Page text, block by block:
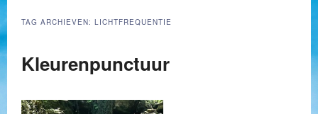
TAG ARCHIEVEN: LICHTFREQUENTIE
Kleurenpunctuur